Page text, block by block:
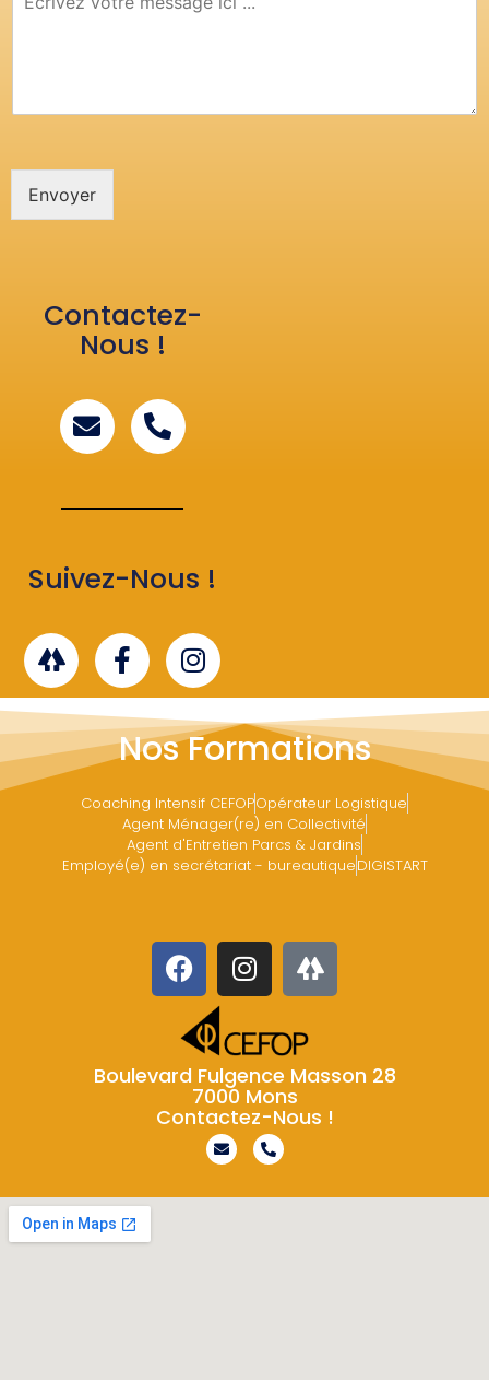
Envoyer
Contactez-
Nous !
Suivez-Nous !
Nos Formations
Coaching Intensif CEFOPOpérateur Logistique
Agent Ménager(re) en Collectivité
Agent d'Entretien Parcs & Jardins
Employé(e) en secrétariat - bureautiqueDIGISTART
Boulevard Fulgence Masson 28
7000 Mons
Contactez-Nous !